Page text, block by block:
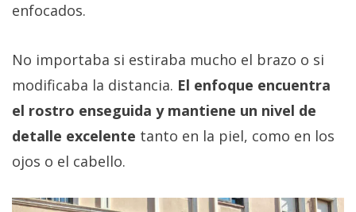
enfocados.
No importaba si estiraba mucho el brazo o si
modificaba la distancia. El enfoque encuentra
el rostro enseguida y mantiene un nivel de
detalle excelente tanto en la piel, como en los
ojos o el cabello.